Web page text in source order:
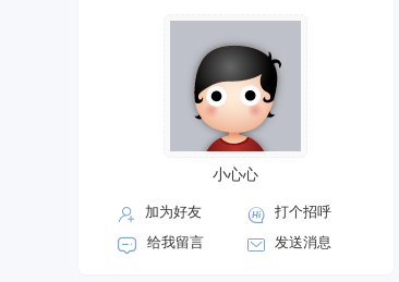
小心心
加为好友
打个招呼
给我留言
发送消息